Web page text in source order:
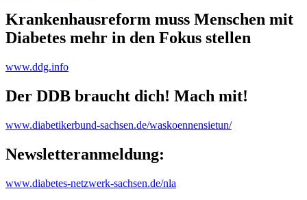
Krankenhausreform muss Menschen mit
Diabetes mehr in den Fokus stellen
www.ddg.info
Der DDB braucht dich! Mach mit!
www.diabetikerbund-sachsen.de/waskoennensietun/
Newsletteranmeldung:
www.diabetes-netzwerk-sachsen.de/nla